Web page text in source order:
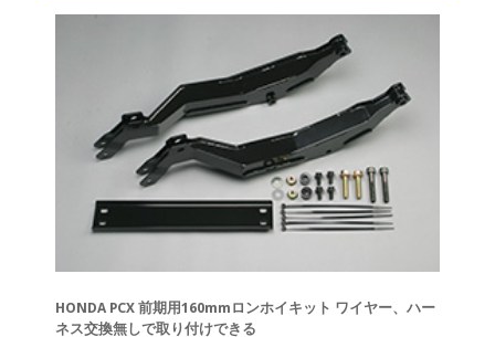
HONDA PCX 前期用160mmロンホイキット ワイヤー、ハー
ネス交換無しで取り付けできる